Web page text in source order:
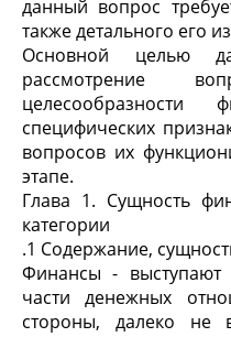
данный вопрос
также детального его
Основной целью
рассмотрение
специфических
вопросов их
этапе.
Глава 1. Сущность
категории
.1 Содержание,
Финансы - выступают
части денежных
стороны, далеко не